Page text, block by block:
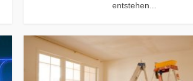
entstehen...